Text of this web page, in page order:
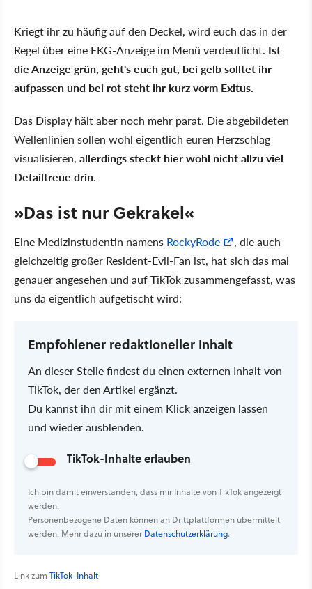
Kriegt ihr zu häufig auf den Deckel, wird euch das in der
Regel über eine EKG-Anzeige im Menü verdeutlicht. Ist
die Anzeige grün, geht's euch gut, bei gelb solltet ihr
aufpassen und bei rot steht ihr kurz vorm Exitus.
Das Display hält aber noch mehr parat. Die abgebildeten
Wellenlinien sollen wohl eigentlich euren Herzschlag
visualisieren, allerdings steckt hier wohl nicht allzu viel
Detailtreue drin.
»Das ist nur Gekrakel«
Eine Medizinstudentin namens RockyRode
, die auch
gleichzeitig großer Resident-Evil-Fan ist, hat sich das mal
genauer angesehen und auf TikTok zusammengefasst, was
uns da eigentlich aufgetischt wird:
Empfohlener redaktioneller Inhalt
An dieser Stelle findest du einen externen Inhalt von
TikTok, der den Artikel ergänzt.
Du kannst ihn dir mit einem Klick anzeigen lassen
und wieder ausblenden.
TikTok-Inhalte erlauben
Ich bin damit einverstanden, dass mir Inhalte von TikTok angezeigt
werden.
Personenbezogene Daten können an Drittplattformen übermittelt
werden. Mehr dazu in unsererDatenschutzerklärung.
Link zum TikTok-Inhalt